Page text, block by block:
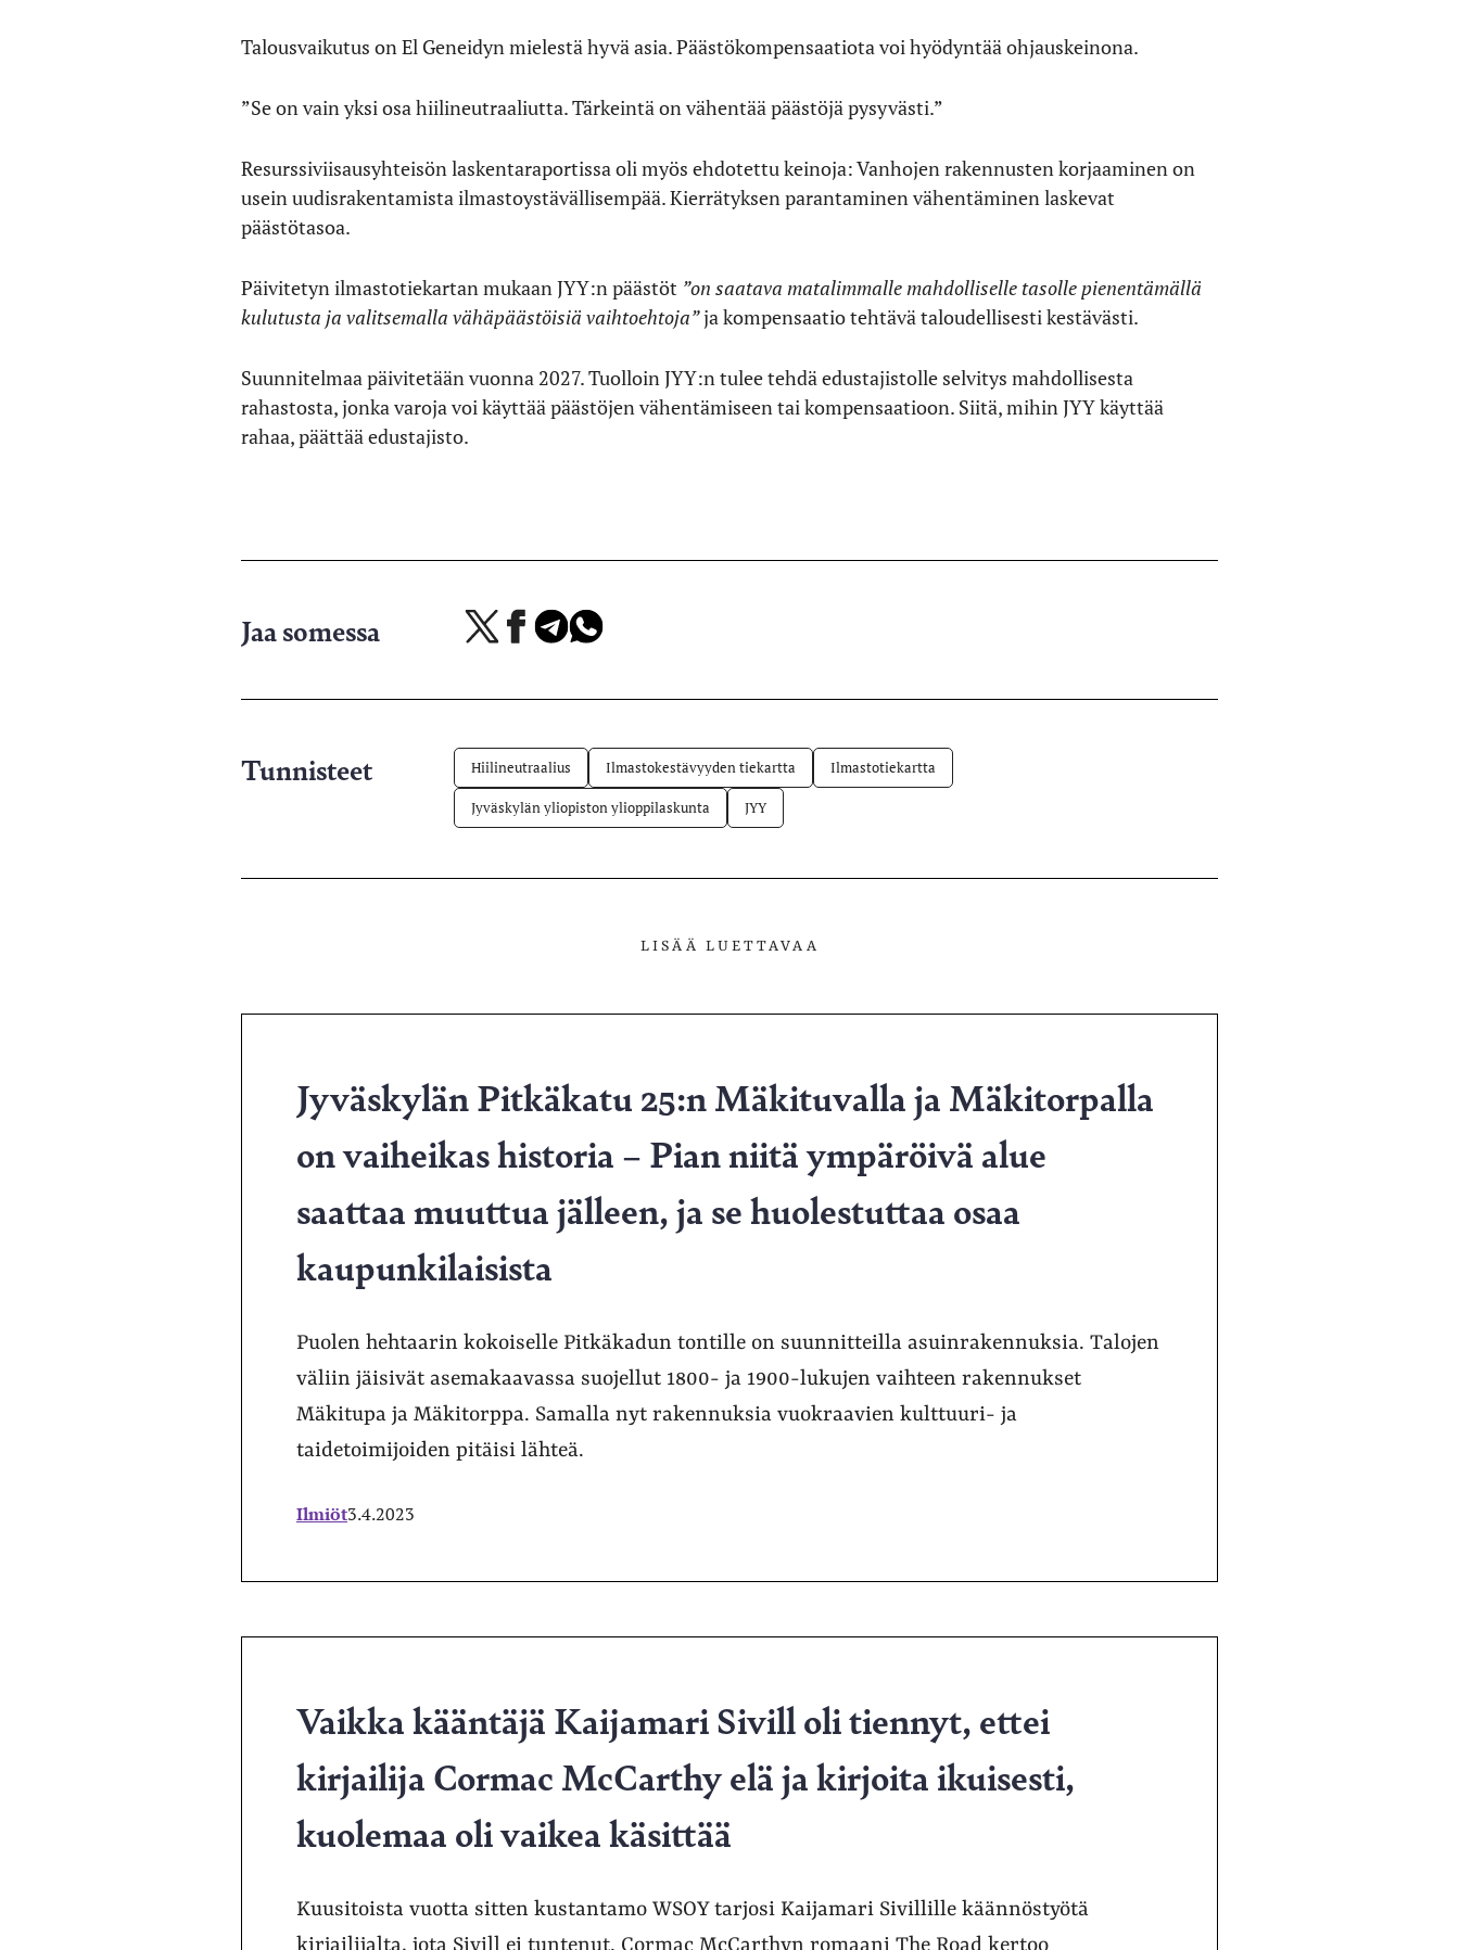
Talousvaikutus on El Geneidyn mielestä hyvä asia. Päästökompensaatiota voi hyödyntää ohjauskeinona.
”Se on vain yksi osa hiilineutraaliutta. Tärkeintä on vähentää päästöjä pysyvästi.”
Resurssiviisausyhteisön laskentaraportissa oli myös ehdotettu keinoja: Vanhojen rakennusten korjaaminen on
usein uudisrakentamista ilmastoystävällisempää. Kierrätyksen parantaminen vähentäminen laskevat
päästötasoa.
Päivitetyn ilmastotiekartan mukaan JYY:n päästöt ”on saatava matalimmalle mahdolliselle tasolle pienentämällä
kulutusta ja valitsemalla vähäpäästöisiä vaihtoehtoja”ja kompensaatio tehtävä taloudellisesti kestävästi.
Suunnitelmaa päivitetään vuonna 2027. Tuolloin JYY:n tulee tehdä edustajistolle selvitys mahdollisesta
rahastosta, jonka varoja voi käyttää päästöjen vähentämiseen tai kompensaatioon. Siitä, mihin JYY käyttää
rahaa, päättää edustajisto.
Jaa somessa
Jaa
palvelussa
Jaa Jaa Jaa
Tunnisteet Hiilineutraalius Ilmastokestävyyden tiekartta Ilmastotiekartta
Jyväskylän yliopiston ylioppilaskunta JYY
LISÄÄ LUETTAVAA
Jyväskylän Pitkäkatu 25:n Mäkituvalla ja Mäkitorpalla
on vaiheikas historia – Pian niitä ympäröivä alue
saattaa muuttua jälleen, ja se huolestuttaa osaa
kaupunkilaisista
Puolen hehtaarin kokoiselle Pitkäkadun tontille on suunnitteilla asuinrakennuksia. Talojen
väliin jäisivät asemakaavassa suojellut 1800- ja 1900-lukujen vaihteen rakennukset
Mäkitupa ja Mäkitorppa. Samalla nyt rakennuksia vuokraavien kulttuuri- ja
taidetoimijoiden pitäisi lähteä.
Ilmiöt3.4.2023
Vaikka kääntäjä Kaijamari Sivill oli tiennyt, ettei
kirjailija Cormac McCarthy elä ja kirjoita ikuisesti,
kuolemaa oli vaikea käsittää
Kuusitoista vuotta sitten kustantamo WSOY tarjosi Kaijamari Sivillille käännöstyötä